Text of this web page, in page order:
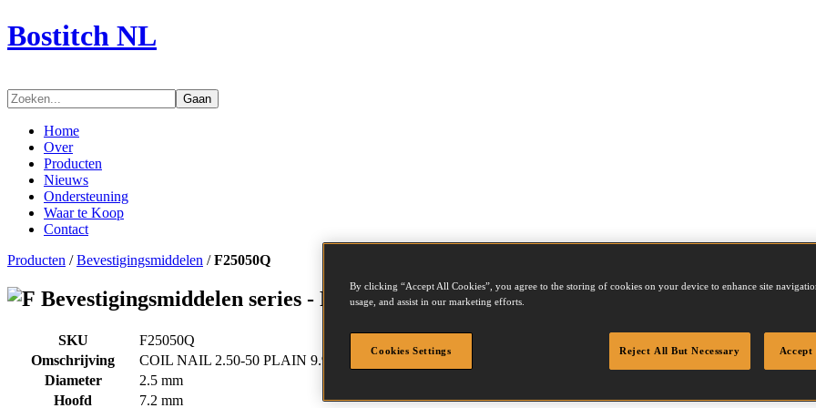
Bostitch NL
Gaan
Home
Over
Producten
Nieuws
Ondersteuning
Waar te Koop
Contact
Producten /Bevestigingsmiddelen /F25050Q
Bevestigingsmiddelen series - F25050Q
SKU
F25050Q
Omschrijving
COIL NAIL 2.50-50 PLAIN 9.9M
Diameter
2.5 mm
Hoofd
7.2 mm
By clicking “Accept All Cookies”, you agree to the storing of cookies on your device to enhance site
usage, and assist in our marketing efforts.
Cookies Settings Reject All But Necessary Accept